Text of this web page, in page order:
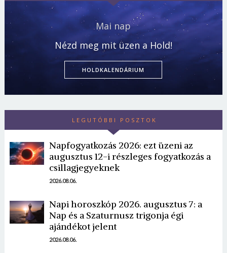
Mai nap
Nézd meg mit üzen a Hold!
HOLDKALENDÁRIUM
LEGUTÓBBI POSZTOK
Napfogyatkozás 2026: ezt üzeni az
augusztus 12-i részleges fogyatkozás a
csillagjegyeknek
2026.08.06.
Napi horoszkóp 2026. augusztus 7: a
Nap és a Szaturnusz trigonja égi
ajándékot jelent
2026.08.06.
Borsonline bejelentkezés
E-mail cím vagy felhasználónév